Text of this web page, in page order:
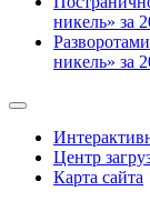
никель» за
Разворотами
никель» за
Центр
Карта сайта